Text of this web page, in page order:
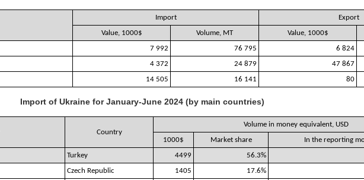
Import
Export
Value, 1000$
Volume, MT Value, 1000$
7 992 76 795 6 824
4 372 24 879 47 867
14 505 16 141 80
Import of Ukraine for January-June 2024 (by main countries)
Country
Volume in money equivalent, USD
1000$
Market share
In the reporting
Turkey 4499 56.3%
Czech Republic
1405 17.6%